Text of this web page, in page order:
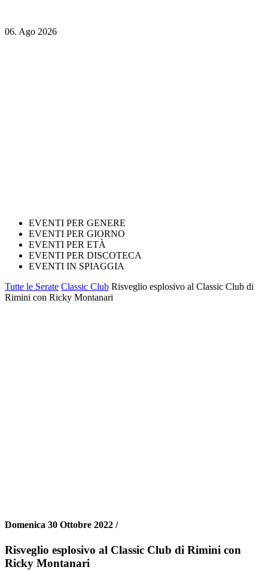
06. Ago 2026
EVENTI PER GENERE
EVENTI PER GIORNO
EVENTI PER ETÀ
EVENTI PER DISCOTECA
EVENTI IN SPIAGGIA
Tutte le Serate Classic Club Risveglio esplosivo al Classic Club di
Rimini con Ricky Montanari
Domenica 30 Ottobre 2022 /
Risveglio esplosivo al Classic Club di Rimini con
Ricky Montanari